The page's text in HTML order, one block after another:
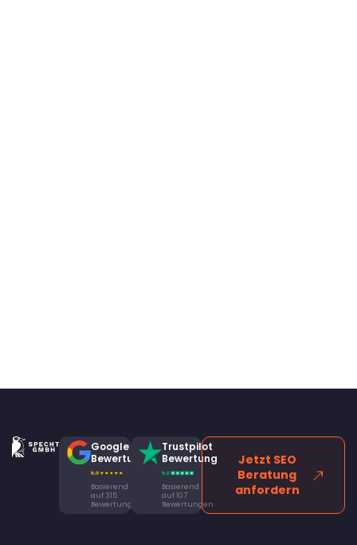
Google
Bewertung
Basierend
auf 315
Bewertungen
Trustpilot
Bewertung
Basierend
auf 107
Bewertungen
Jetzt SEO
Beratung
anfordern